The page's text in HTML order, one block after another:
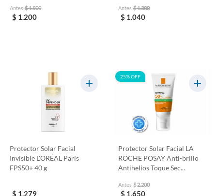
Antes $ 1.500
$ 1.200
Antes $ 1.300
$ 1.040
Protector Solar Facial
Invisible L'ORÉAL París
FPS50+ 40 g
$ 1.279
25% OFF
Protector Solar Facial LA
ROCHE POSAY Anti-brillo
Antihelios Toque Sec...
Antes $ 2.200
$ 1.650